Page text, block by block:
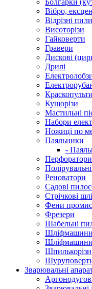
Болгарки
Вібро,
Відрізні
Висоторізи
Гайковерти
Гравери
Дискові
Дрилі
Краскопульти
Кущорізи
Мастильні
Набори
Ножиці по
Паяльники
-
Перфоратори
Реноватори
Садові
Стрічкові
Фени
Фрезери
Шабельні
Шліфмашини
Шліфмашини
Шпилькорізи
Зварювальні